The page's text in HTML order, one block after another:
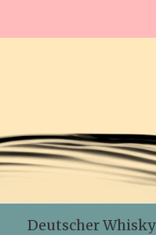
Deutscher Whisky